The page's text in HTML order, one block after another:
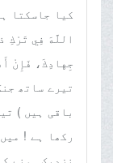
کیا جاسکتا
اللَّهَ فِي تَرْكِ
جِهادِكَ، فَإِنْ
تیرے ساتھ
باقی ہیں )
رکھا ہے !